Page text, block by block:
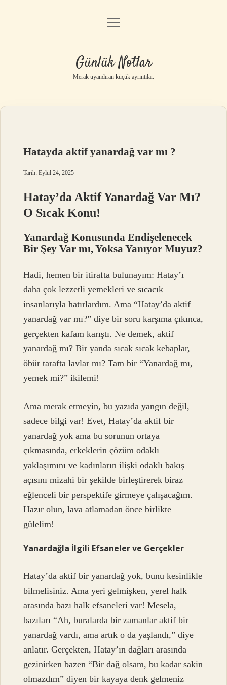
Anasayfa
Yasal Uyarı
menüyü
Günlük Notlar
Merak uyandıran küçük ayrıntılar.
Hatayda aktif yanardağ var mı ?
Tarih: Eylül 24, 2025
Hatay’da Aktif Yanardağ Var Mı?
O Sıcak Konu!
Yanardağ Konusunda Endişelenecek
Bir Şey Var mı, Yoksa Yanıyor Muyuz?
Hadi, hemen bir itirafta bulunayım: Hatay’ı
daha çok lezzetli yemekleri ve sıcacık
insanlarıyla hatırlardım. Ama “Hatay’da aktif
yanardağ var mı?” diye bir soru karşıma çıkınca,
gerçekten kafam karıştı. Ne demek, aktif
yanardağ mı? Bir yanda sıcak sıcak kebaplar,
öbür tarafta lavlar mı? Tam bir “Yanardağ mı,
yemek mi?” ikilemi!
Ama merak etmeyin, bu yazıda yangın değil,
sadece bilgi var! Evet, Hatay’da aktif bir
yanardağ yok ama bu sorunun ortaya
çıkmasında, erkeklerin çözüm odaklı
yaklaşımını ve kadınların ilişki odaklı bakış
açısını mizahi bir şekilde birleştirerek biraz
eğlenceli bir perspektife girmeye çalışacağım.
Hazır olun, lava atlamadan önce birlikte
gülelim!
Yanardağla İlgili Efsaneler ve Gerçekler
Hatay’da aktif bir yanardağ yok, bunu kesinlikle
bilmelisiniz. Ama yeri gelmişken, yerel halk
arasında bazı halk efsaneleri var! Mesela,
bazıları “Ah, buralarda bir zamanlar aktif bir
yanardağ vardı, ama artık o da yaşlandı,” diye
anlatır. Gerçekten, Hatay’ın dağları arasında
gezinirken bazen “Bir dağ olsam, bu kadar sakin
olmazdım” diyen bir kayaya denk gelmeniz